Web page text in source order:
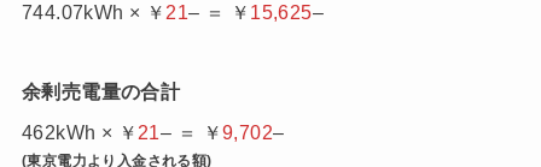
744.07kWh × ￥ 21– ＝ ￥ 15,625–
余剰売電量の合計
462kWh × ￥ 21 – ＝ ￥9,702–
(東京電力より入金される額)